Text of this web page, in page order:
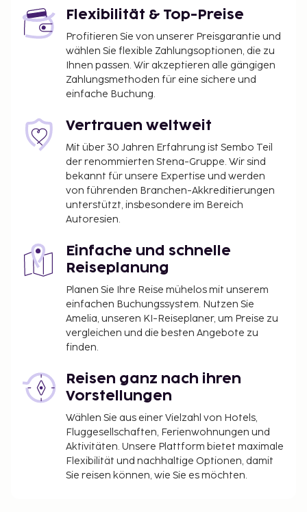
Flexibilität & Top-Preise
Profitieren Sie von unserer Preisgarantie und
wählen Sie flexible Zahlungsoptionen, die zu
Ihnen passen. Wir akzeptieren alle gängigen
Zahlungsmethoden für eine sichere und
einfache Buchung.
Vertrauen weltweit
Mit über 30 Jahren Erfahrung ist Sembo Teil
der renommierten Stena-Gruppe. Wir sind
bekannt für unsere Expertise und werden
von führenden Branchen-Akkreditierungen
unterstützt, insbesondere im Bereich
Autoresien.
Einfache und schnelle
Reiseplanung
Planen Sie Ihre Reise mühelos mit unserem
einfachen Buchungssystem. Nutzen Sie
Amelia, unseren KI-Reiseplaner, um Preise zu
vergleichen und die besten Angebote zu
finden.
Reisen ganz nach ihren
Vorstellungen
Wählen Sie aus einer Vielzahl von Hotels,
Fluggesellschaften, Ferienwohnungen und
Aktivitäten. Unsere Plattform bietet maximale
Flexibilität und nachhaltige Optionen, damit
Sie reisen können, wie Sie es möchten.